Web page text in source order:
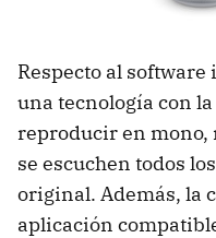
Respecto al
una tecnología con
reproducir en mono,
se escuchen todos
original. Además, la
aplicación